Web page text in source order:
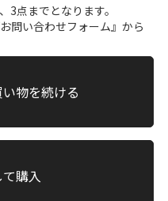
3点までとなります。
お問い合わせフォーム』から
物を続ける
購入